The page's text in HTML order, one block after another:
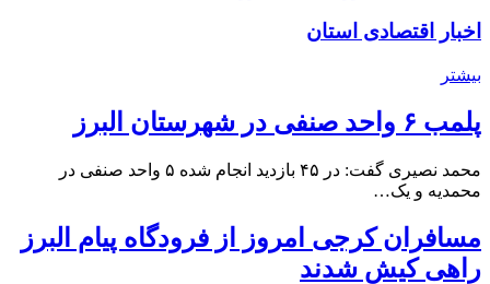
اخبار اقتصادی استان
بیشتر
پلمب ۶ واحد صنفی در شهرستان البرز
محمد نصیری گفت: در ۴۵ بازدید انجام شده ۵ واحد صنفی در
محمدیه و یک…
مسافران کرجی امروز از فرودگاه پیام البرز
راهی کیش شدند